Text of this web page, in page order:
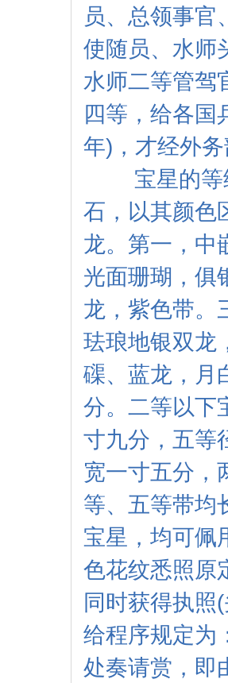
员、总领事官
使随员、水师
水师二等管驾
四等，给各国
年)，才经外
宝星的等级
石，以其颜色
龙。第一，中
光面珊瑚，俱
龙，紫色带。
珐琅地银双龙
磲、蓝龙，月
分。二等以下
寸九分，五等
宽一寸五分，
等、五等带均
宝星，均可佩
色花纹悉照原
同时获得执照
给程序规定为
处奏请赏，即